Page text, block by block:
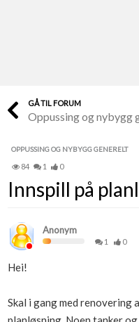
Finn håndverkere
Papirer som mangler
Skaff dokumentasjon som
Kundeservice
Få svar på det du lurer på
GÅ TIL FORUM
Oppussing og nybygg
OPPUSSING OG NYBYGG GENERELT
84 1 0
Innspill på
Anonym
1 0
Hei!
Skal i gang med